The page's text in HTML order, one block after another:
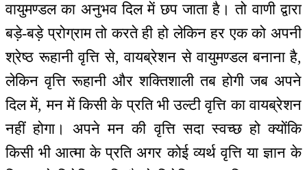
वायुमण्डल का अनुभव दिल में छप जाता है। तो वाणी द्वारा
बड़े-बड़े प्रोग्राम तो करते ही हो लेकिन हर एक को अपनी
श्रेष्ठ रूहानी वृत्ति से, वायब्रेशन से वायुमण्डल बनाना है,
लेकिन वृत्ति रूहानी और शक्तिशाली तब होगी जब अपने
दिल में, मन में किसी के प्रति भी उल्टी वृत्ति का वायब्रेशन
नहीं होगा। अपने मन की वृत्ति सदा स्वच्छ हो क्योंकि
किसी भी आत्मा के प्रति अगर कोई व्यर्थ वृत्ति या ज्ञान के